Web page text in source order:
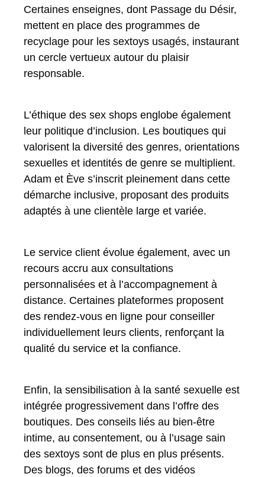
Certaines enseignes, dont Passage du Désir,
mettent en place des programmes de
recyclage pour les sextoys usagés, instaurant
un cercle vertueux autour du plaisir
responsable.
L’éthique des sex shops englobe également
leur politique d’inclusion. Les boutiques qui
valorisent la diversité des genres, orientations
sexuelles et identités de genre se multiplient.
Adam et Ève s’inscrit pleinement dans cette
démarche inclusive, proposant des produits
adaptés à une clientèle large et variée.
Le service client évolue également, avec un
recours accru aux consultations
personnalisées et à l’accompagnement à
distance. Certaines plateformes proposent
des rendez-vous en ligne pour conseiller
individuellement leurs clients, renforçant la
qualité du service et la confiance.
Enfin, la sensibilisation à la santé sexuelle est
intégrée progressivement dans l’offre des
boutiques. Des conseils liés au bien-être
intime, au consentement, ou à l’usage sain
des sextoys sont de plus en plus présents.
Des blogs, des forums et des vidéos